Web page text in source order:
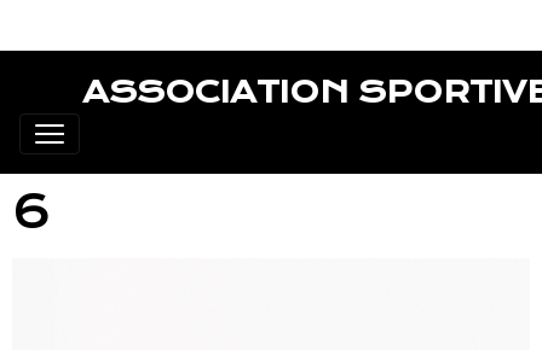
ASSOCIATION
6